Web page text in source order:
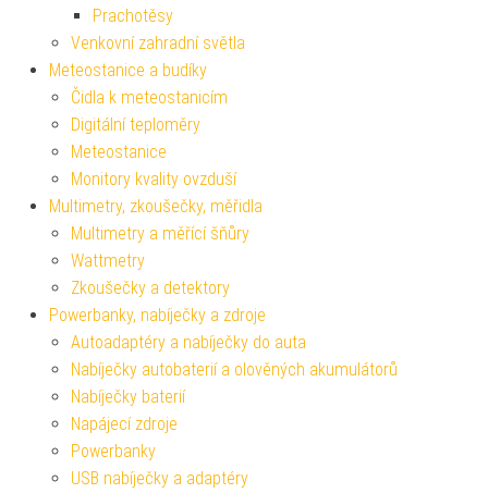
Prachotěsy
Venkovní zahradní světla
Meteostanice a budíky
Čidla k meteostanicím
Digitální teploměry
Meteostanice
Monitory kvality ovzduší
Multimetry, zkoušečky, měřidla
Multimetry a měřící šňůry
Wattmetry
Zkoušečky a detektory
Powerbanky, nabíječky a zdroje
Autoadaptéry a nabíječky do auta
Nabíječky autobaterií a olověných akumulátorů
Nabíječky baterií
Napájecí zdroje
Powerbanky
USB nabíječky a adaptéry